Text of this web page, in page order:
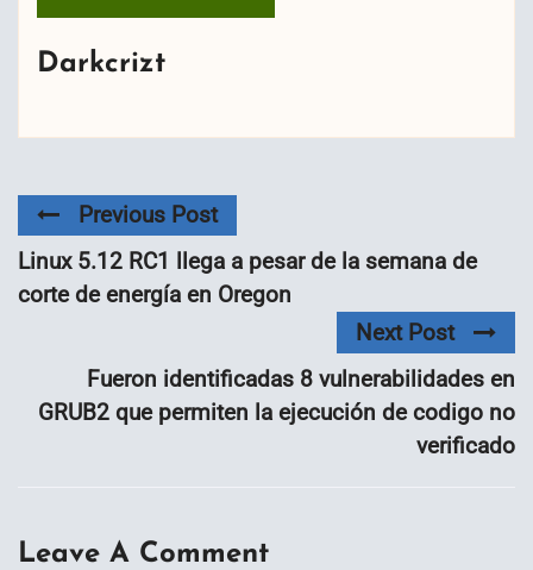
Darkcrizt
Previous Post
Linux 5.12 RC1 llega a pesar de la semana de
corte de energía en Oregon
Next Post
Fueron identificadas 8 vulnerabilidades en
GRUB2 que permiten la ejecución de codigo no
verificado
Leave A Comment